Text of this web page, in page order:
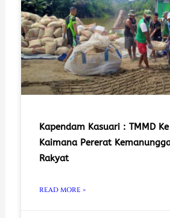
Kapendam Kasuari : TMMD
Kaimana Pererat
Rakyat
READ MORE »